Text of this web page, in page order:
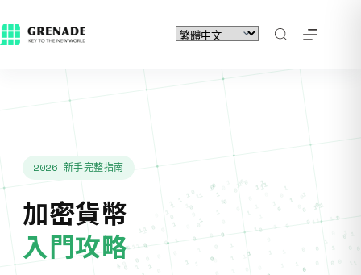
2026 新手完整指南
加密貨幣
入門攻略